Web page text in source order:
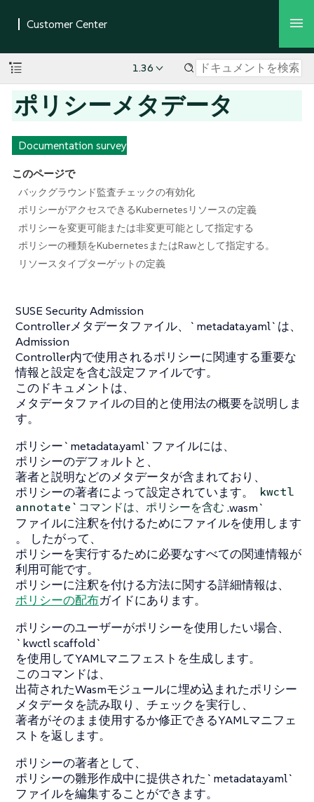
1.36
ポリシーメタデータ
Documentation survey
このページで
バックグラウンド監査チェックの有効化
ポリシーがアクセスできるKubernetesリソースの定義
ポリシーを変更可能または非変更可能として指定する
ポリシーの種類をKubernetesまたはRawとして指定する。
リソースタイプターゲットの定義
SUSE Security Admission
Controllerメタデータファイル、`metadata.yaml`は、
Admission
Controller内で使用されるポリシーに関連する重要な
情報と設定を含む設定ファイルです。
このドキュメントは、
メタデータファイルの目的と使用法の概要を説明しま
す。
ポリシー`metadata.yaml`ファイルには、
ポリシーのデフォルトと、
著者と説明などのメタデータが含まれており、
ポリシーの著者によって設定されています。
kwctl
annotate`コマンドは、ポリシーを含む .wasm`
ファイルに注釈を付けるためにファイルを使用します
。 したがって、
ポリシーを実行するために必要なすべての関連情報が
利用可能です。
ポリシーに注釈を付ける方法に関する詳細情報は、
ポリシーの配布ガイドにあります。
ポリシーのユーザーがポリシーを使用したい場合、
`kwctl scaffold`
を使用してYAMLマニフェストを生成します。
このコマンドは、
出荷されたWasmモジュールに埋め込まれたポリシー
メタデータを読み取り、チェックを実行し、
著者がそのまま使用するか修正できるYAMLマニフェ
ストを返します。
ポリシーの著者として、
ポリシーの雛形作成中に提供された`metadata.yaml`
ファイルを編集することができます。